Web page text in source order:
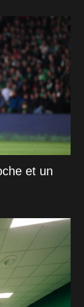
et un